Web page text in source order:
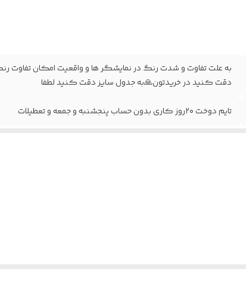
دقت کنید در خریدتون🙏به جدول سایز دقت کنید لطفا
تایم دوخت ۲۰روز کاری بدون حساب پنجشنبه و جمعه و تعطیلات